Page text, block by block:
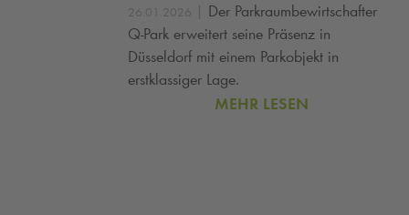
26.01.2026 | Der Parkraumbewirtschafter
Q-Park erweitert seine Präsenz in
Düsseldorf mit einem Parkobjekt in
erstklassiger Lage.
MEHR LESEN